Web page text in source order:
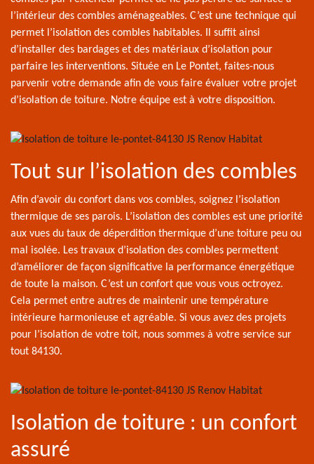
l’intérieur des combles aménageables. C’est une technique qui
permet l’isolation des combles habitables. Il suffit ainsi
d’installer des bardages et des matériaux d’isolation pour
parfaire les interventions. Située en Le Pontet, faites-nous
parvenir votre demande afin de vous faire évaluer votre projet
d’isolation de toiture. Notre équipe est à votre disposition.
Tout sur l’isolation des combles
Afin d’avoir du confort dans vos combles, soignez l’isolation
thermique de ses parois. L’isolation des combles est une priorité
aux vues du taux de déperdition thermique d’une toiture peu ou
mal isolée. Les travaux d’isolation des combles permettent
d’améliorer de façon significative la performance énergétique
de toute la maison. C’est un confort que vous vous octroyez.
Cela permet entre autres de maintenir une température
intérieure harmonieuse et agréable. Si vous avez des projets
pour l’isolation de votre toit, nous sommes à votre service sur
tout 84130.
Isolation de toiture : un confort
assuré